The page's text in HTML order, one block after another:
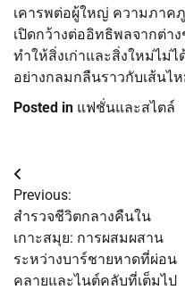
เคารพต่อผู้ใหญ่ ความภาค
เปิดกว้างต่ออิทธิพลจากต่า
ทำให้สิ่งเก่าและสิ่งใหม่ไม่
อย่างกลมกลืนราวกับเส้นไ
Posted in แฟชั่นและสไตล์
Post
navigation
Previous:
สำรวจชีวิตกลางคืนใน
เกาะสมุย: การผสมผสาน
ระหว่างบาร์ชายหาดที่ผ่อน
คลายและไนต์คลับที่เต็มไป